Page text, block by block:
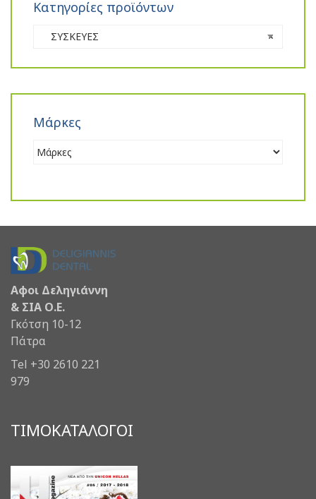
Κατηγορίες προϊόντων
×
ΣΥΣΚΕΥΕΣ
Μάρκες
Αφοι Δεληγιάννη
& ΣΙΑ Ο.Ε.
Γκότση 10-12
Πάτρα
Tel +30 2610 221
979
ΤΙΜΟΚΑΤΑΛΟΓΟΙ